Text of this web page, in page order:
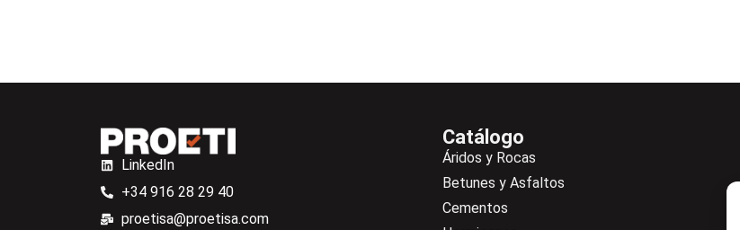
LinkedIn
+34 916 28 29 40
proetisa@proetisa.com
Catálogo
Áridos y Rocas
Betunes y Asfaltos
Cementos